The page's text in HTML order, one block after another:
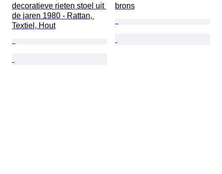
decoratieve rieten stoel uit
de jaren 1980 - Rattan,
Textiel, Hout
brons